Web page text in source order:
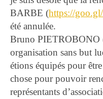
BARBE (https://
été annulée.
Bruno PIETROBONO
organisation sans but
étions équipés pour
chose pour pouvoir
représentants